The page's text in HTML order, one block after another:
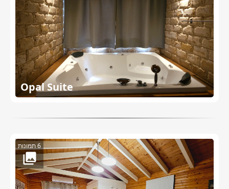
Opal Suite
6 תמונות